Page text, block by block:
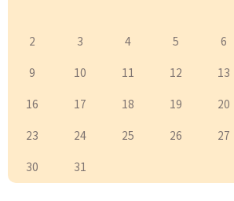
2
3 4 5 6
9
10 11 12 13
16
17 18 19 20
23
24 25 26 27
30
31